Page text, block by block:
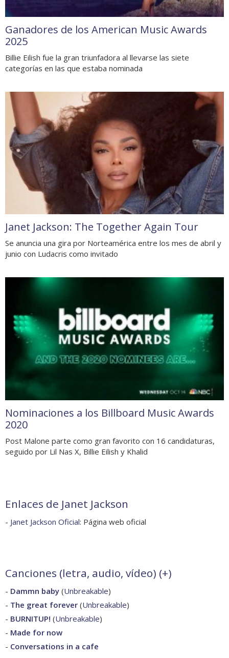
Ganadores de los American Music Awards
2025
Billie Eilish fue la gran triunfadora al llevarse las siete
categorías en las que estaba nominada
Janet Jackson: The Together Again Tour
Se anuncia una gira por Norteamérica entre los mes de abril y
junio con Ludacris como invitado
Nominaciones a los Billboard Music Awards
2020
Post Malone parte como gran favorito con 16 candidaturas,
seguido por Lil Nas X, Billie Eilish y Khalid
Enlaces de Janet Jackson
- Janet Jackson Oficial: Página web oficial
Canciones (letra, audio, vídeo) (+)
- Dammn baby (Unbreakable)
- The great forever (Unbreakable)
- BURNITUP! (Unbreakable)
- Made for now
- Conversations in a cafe